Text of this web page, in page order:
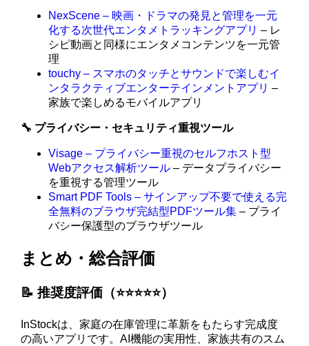
NexScene – 映画・ドラマの発見と管理を一元
化する次世代エンタメトラッキングアプリ – レ
シピ動画と同様にエンタメコンテンツを一元管
理
touchy – スマホのタッチとサウンドで楽しむイ
ンタラクティブエンターテインメントアプリ –
家族で楽しめるモバイルアプリ
🔧 プライバシー・セキュリティ重視ツール
Visage – プライバシー重視のセルフホスト型
Webアクセス解析ツール – データプライバシー
を重視する管理ツール
Smart PDF Tools – サインアップ不要で使える完
全無料のブラウザ完結型PDFツール集 – プライ
バシー保護型のブラウザツール
まとめ・総合評価
📝 推奨度評価（⭐️⭐️⭐️⭐️⭐️）
InStockは、家庭の在庫管理に革新をもたらす完成度
の高いアプリです。AI機能の実用性、家族共有のスム